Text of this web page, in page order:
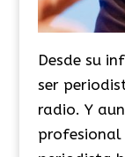
Desde su
ser
radio. Y